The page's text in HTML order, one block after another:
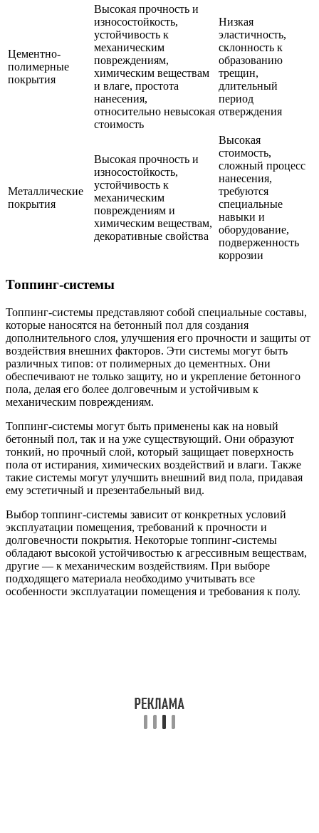
Цементно-
полимерные
покрытия
Высокая прочность и
износостойкость,
устойчивость к
механическим
повреждениям,
химическим веществам
и влаге, простота
нанесения,
относительно невысокая
стоимость
Низкая
эластичность,
склонность к
образованию
трещин,
длительный
период
отверждения
Металлические
покрытия
Высокая прочность и
износостойкость,
устойчивость к
механическим
повреждениям и
химическим веществам,
декоративные свойства
Высокая
стоимость,
сложный процесс
нанесения,
требуются
специальные
навыки и
оборудование,
подверженность
коррозии
Топпинг-системы
Топпинг-системы представляют собой специальные составы,
которые наносятся на бетонный пол для создания
дополнительного слоя, улучшения его прочности и защиты от
воздействия внешних факторов. Эти системы могут быть
различных типов: от полимерных до цементных. Они
обеспечивают не только защиту, но и укрепление бетонного
пола, делая его более долговечным и устойчивым к
механическим повреждениям.
Топпинг-системы могут быть применены как на новый
бетонный пол, так и на уже существующий. Они образуют
тонкий, но прочный слой, который защищает поверхность
пола от истирания, химических воздействий и влаги. Также
такие системы могут улучшить внешний вид пола, придавая
ему эстетичный и презентабельный вид.
Выбор топпинг-системы зависит от конкретных условий
эксплуатации помещения, требований к прочности и
долговечности покрытия. Некоторые топпинг-системы
обладают высокой устойчивостью к агрессивным веществам,
другие — к механическим воздействиям. При выборе
подходящего материала необходимо учитывать все
особенности эксплуатации помещения и требования к полу.